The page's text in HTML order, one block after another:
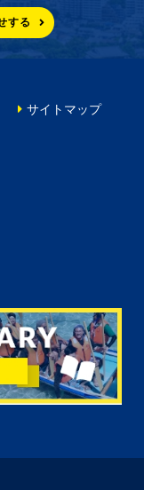
する
サイトマップ